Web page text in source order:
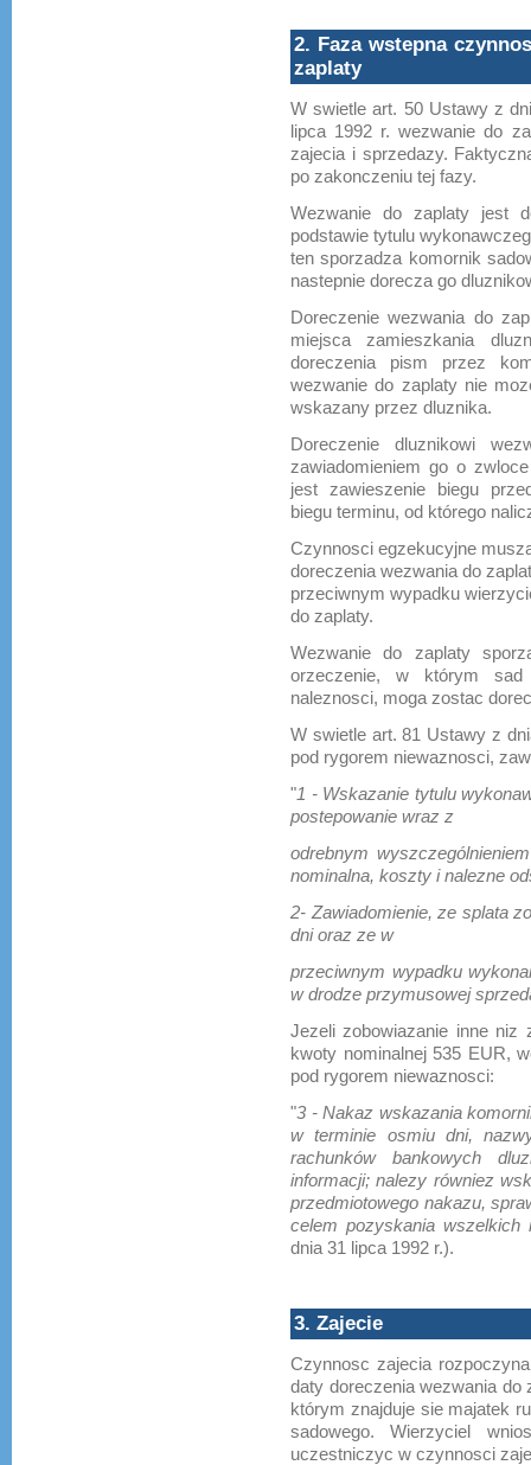
2. Faza wstepna
zaplaty
W swietle art. 50 Ustawy z
lipca 1992 r. wezwanie do
zajecia i sprzedazy.
po zakonczeniu tej fazy.
Wezwanie do zaplaty jest
podstawie tytulu
ten sporzadza komornik
nastepnie dorecza go
Doreczenie wezwania do
miejsca zamieszkania
doreczenia pism przez
wezwanie do zaplaty nie
wskazany przez dluznika.
Doreczenie dluznikowi
zawiadomieniem go o
jest zawieszenie biegu
biegu terminu, od którego
Czynnosci egzekucyjne
doreczenia wezwania do
przeciwnym wypadku
do zaplaty.
Wezwanie do zaplaty
orzeczenie, w którym sad
naleznosci, moga zostac
W swietle art. 81 Ustawy z
pod rygorem niewaznosci,
"1 - Wskazanie tytulu
postepowanie wraz z
odrebnym
nominalna, koszty i nalezne
2- Zawiadomienie, ze splata
dni oraz ze w
przeciwnym wypadku
w drodze przymusowej
Jezeli zobowiazanie inne niz
kwoty nominalnej 535 EUR,
pod rygorem niewaznosci:
"3 - Nakaz wskazania
w terminie osmiu dni,
rachunków bankowych
informacji; nalezy równiez
przedmiotowego nakazu,
celem pozyskania wszelkich
dnia 31 lipca 1992 r.).
3. Zajecie
Czynnosc zajecia
daty doreczenia wezwania
którym znajduje sie majatek
sadowego. Wierzyciel
uczestniczyc w czynnosci